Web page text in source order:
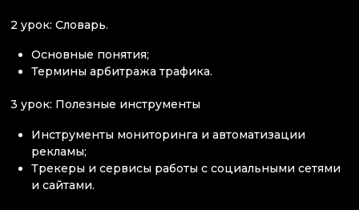
2 урок: Словарь.
Основные понятия;
Термины арбитража трафика.
3 урок: Полезные инструменты
Инструменты мониторинга и автоматизации
рекламы;
Трекеры и сервисы работы с социальными сетями
и сайтами.